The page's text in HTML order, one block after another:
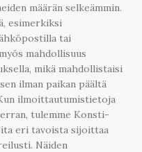
määrän selkeämmin.
esimerkiksi
tai
mahdollisuus
mikä mahdollistaisi
ilman paikan päältä
ilmoittautumistietoja
tulemme Konsti-
eri tavoista sijoittaa
Näiden